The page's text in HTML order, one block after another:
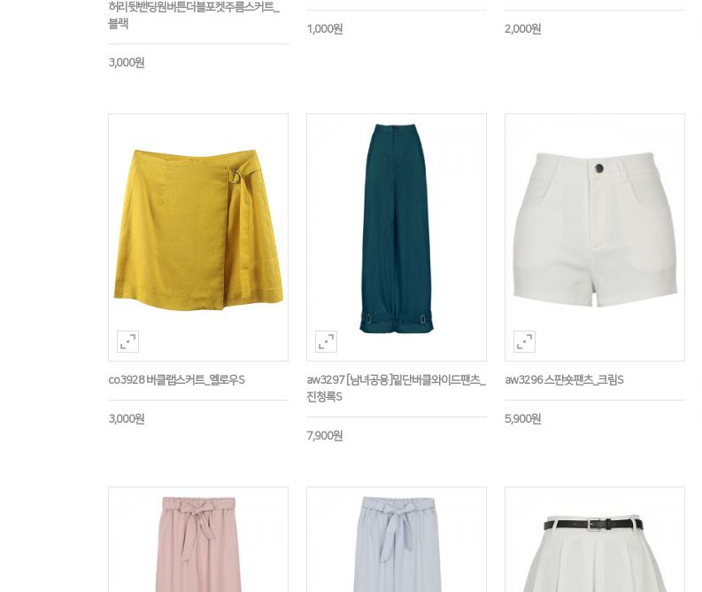
허리뒷밴딩원버튼더블포켓주름스커트_
블랙
3,000원
1,000원 2,000원
co3928 버클랩스커트_옐로우S
3,000원
aw3297 [남녀공용]밑단버클와이드팬츠_
진청록S
7,900원
aw3296 스판숏팬츠_크림S
5,900원